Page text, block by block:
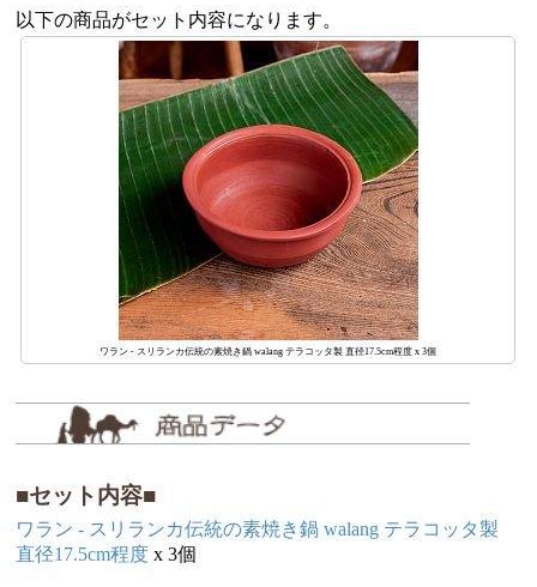
以下の商品がセット内容になります。
ワラン - スリランカ伝統の素焼き鍋 walang テラコッタ製 直径17.5cm程度 x 3個
■セット内容■
ワラン - スリランカ伝統の素焼き鍋 walang テラコッタ製
直径17.5cm程度 x 3個